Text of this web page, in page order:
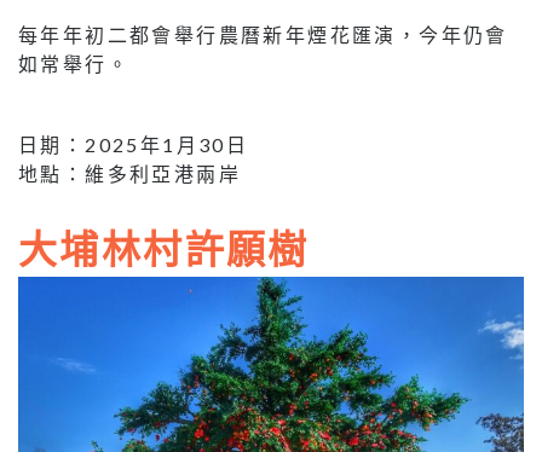
每年年初二都會舉行農曆新年煙花匯演，今年仍會
如常舉行。
日期：2025年1月30日
地點：維多利亞港兩岸
大埔林村許願樹